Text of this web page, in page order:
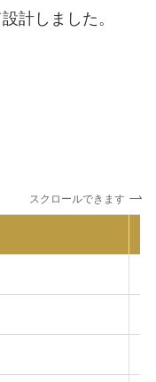
計しました。
スクロールできます